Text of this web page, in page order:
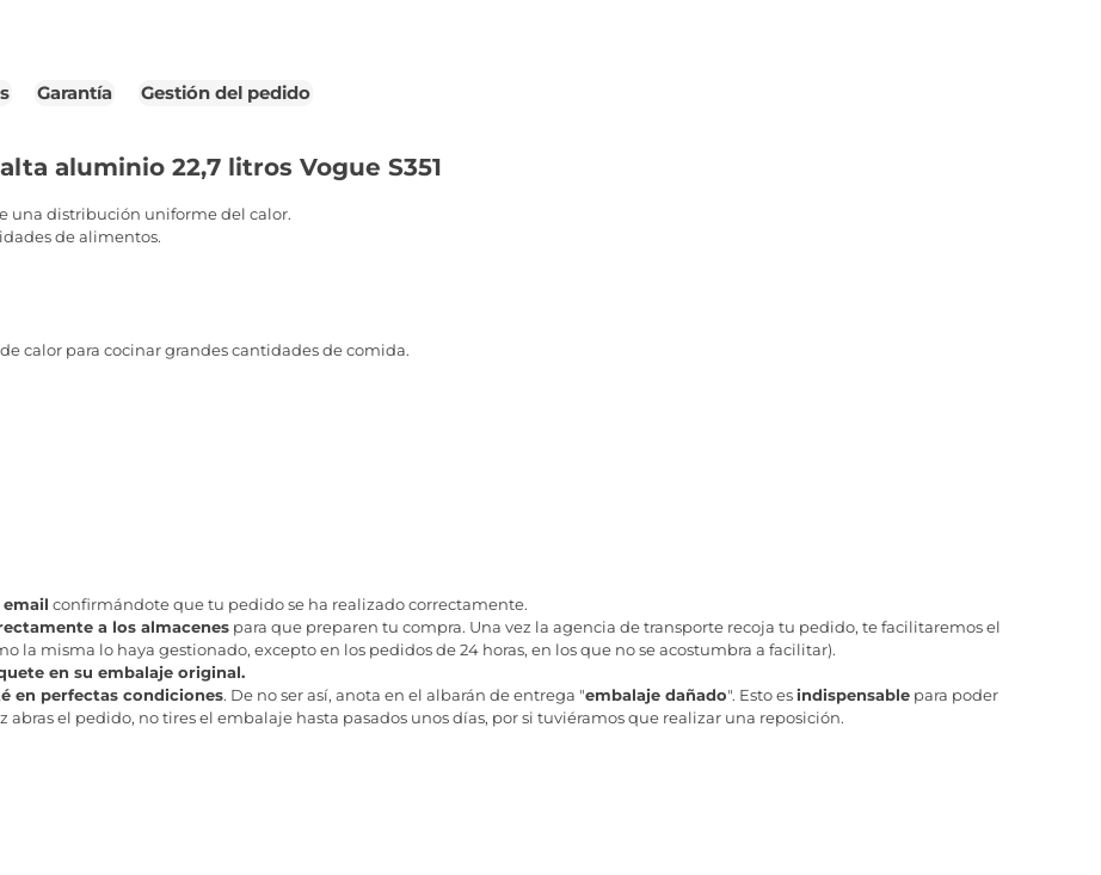
Garantía Gestión del pedido
aluminio 22,7 litros Vogue S351
una distribución uniforme del calor.
de alimentos.
calor para cocinar grandes cantidades de comida.
confirmándote que tu pedido se ha realizado correctamente.
a los almacenespara que preparen tu compra. Una vez la agencia de transporte recoja tu pedido, te facilitaremos el
misma lo haya gestionado, excepto en los pedidos de 24 horas, en los que no se acostumbra a facilitar).
en su embalaje original.
en perfectas condiciones. De no ser así, anota en el albarán de entrega "embalaje dañado". Esto esindispensablepara poder
el pedido, no tires el embalaje hasta pasados unos días, por si tuviéramos que realizar una reposición.